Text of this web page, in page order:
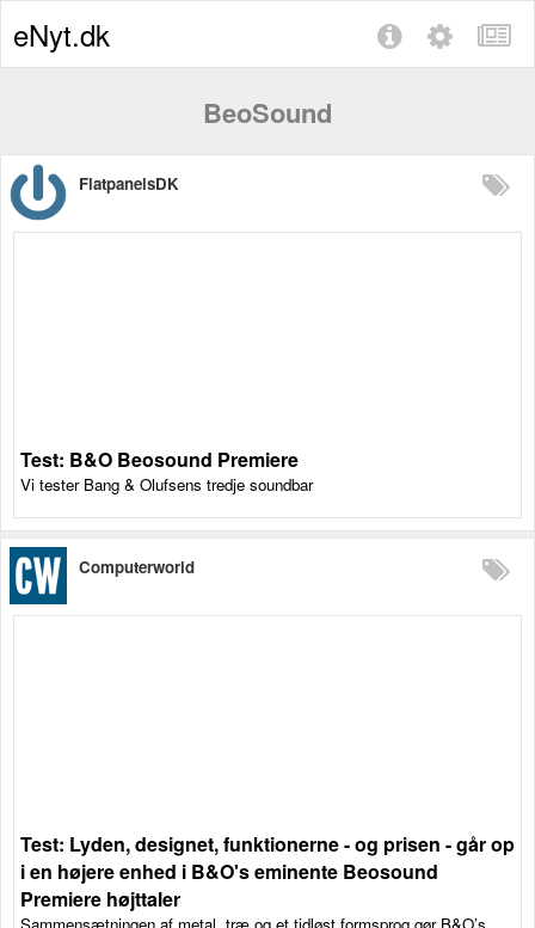
eNyt.dk
BeoSound
FlatpanelsDK
Test: B&O Beosound Premiere
Vi tester Bang & Olufsens tredje soundbar
Computerworld
Test: Lyden, designet, funktionerne - og prisen - går op
i en højere enhed i B&O's eminente Beosound
Premiere højttaler
Sammensætningen af metal, træ og et tidløst formsprog gør B&O’s